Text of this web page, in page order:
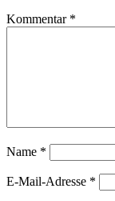
Kommentar *
Name *
E-Mail-Adresse *